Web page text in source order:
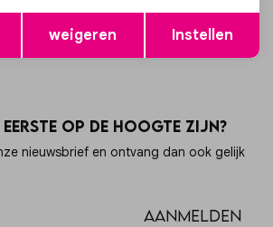
op de hoogte zijn?
nieuwsbrief en ontvang dan ook gelijk
Aanmelden
Opslaan
weigeren Instellen